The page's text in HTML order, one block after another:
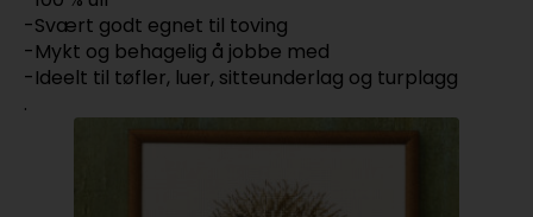
-Svært godt egnet til toving
-Mykt og behagelig å jobbe med
-Ideelt til tøfler, luer, sitteunderlag og turplagg
.